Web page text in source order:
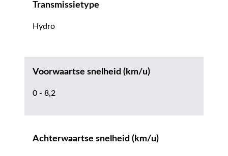
Transmissietype
Hydro
Voorwaartse snelheid (km/u)
0 - 8,2
Achterwaartse snelheid (km/u)